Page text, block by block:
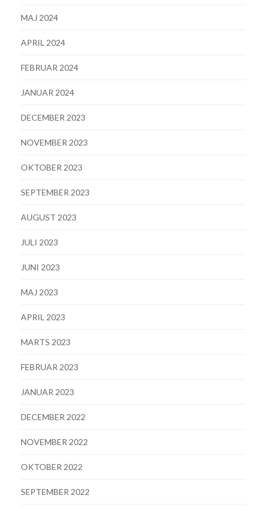
MAJ 2024
APRIL 2024
FEBRUAR 2024
JANUAR 2024
DECEMBER 2023
NOVEMBER 2023
OKTOBER 2023
SEPTEMBER 2023
AUGUST 2023
JULI 2023
JUNI 2023
MAJ 2023
APRIL 2023
MARTS 2023
FEBRUAR 2023
JANUAR 2023
DECEMBER 2022
NOVEMBER 2022
OKTOBER 2022
SEPTEMBER 2022